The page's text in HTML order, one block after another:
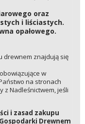
oraz
i liściastych.
opałowego.
drewnem znajdują się
w
na stronach
z Nadleśnictwem, jeśli
i zasad zakupu
Drewnem